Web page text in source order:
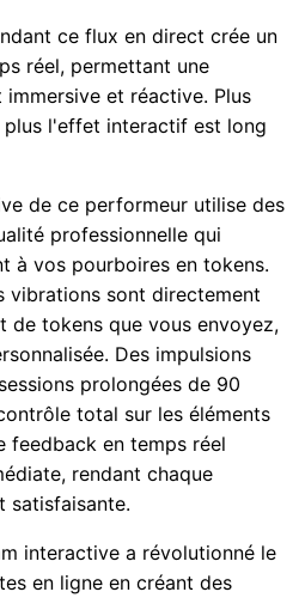
ce flux en direct crée un
réel, permettant une
et réactive. Plus
l'effet interactif est long
de ce performeur utilise des
professionnelle qui
à vos pourboires en tokens.
vibrations sont directement
de tokens que vous envoyez,
Des impulsions
prolongées de 90
total sur les éléments
feedback en temps réel
rendant chaque
satisfaisante.
interactive a révolutionné le
en ligne en créant des